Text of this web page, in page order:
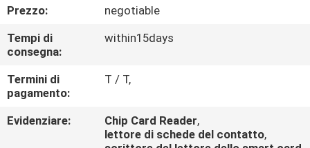
CONTROLLO
DI
QUALITÀ
CONTATTICI
Prezzo:
negotiable
Tempi di
consegna:
within15days
Termini di
pagamento:
T / T,
Evidenziare: Chip Card Reader,
lettore di schede del contatto,